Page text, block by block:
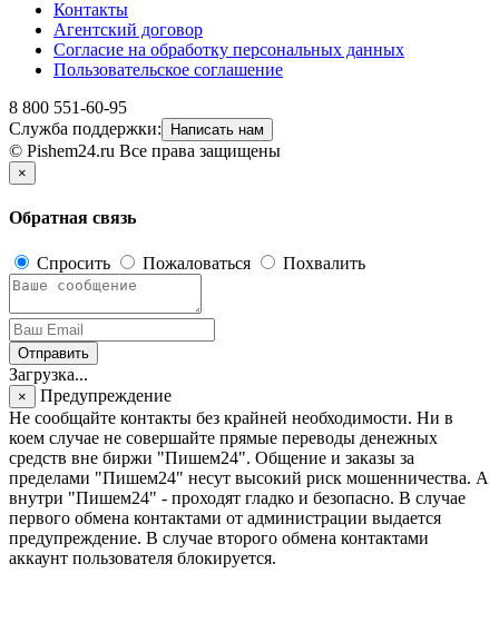
Контакты
Агентский договор
Согласие на обработку персональных данных
Пользовательское соглашение
8 800 551-60-95
Служба поддержки:
Написать нам
© Pishem24.ru Все права защищены
×
Обратная связь
Спросить Пожаловаться Похвалить
Отправить
Загрузка...
×
Предупреждение
Не сообщайте контакты без крайней необходимости. Ни в
коем случае не совершайте прямые переводы денежных
средств вне биржи "Пишем24". Общение и заказы за
пределами "Пишем24" несут высокий риск мошенничества. А
внутри "Пишем24" - проходят гладко и безопасно. В случае
первого обмена контактами от администрации выдается
предупреждение. В случае второго обмена контактами
аккаунт пользователя блокируется.